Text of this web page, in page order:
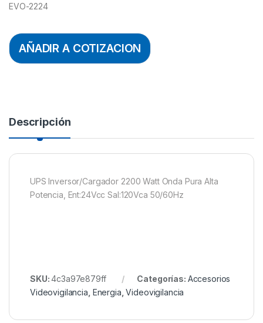
EVO-2224
AÑADIR A COTIZACION
Descripción
UPS Inversor/Cargador 2200 Watt Onda Pura Alta
Potencia, Ent:24Vcc Sal:120Vca 50/60Hz
SKU:4c3a97e879ff Categorías: Accesorios
Videovigilancia Energia ,Videovigilancia